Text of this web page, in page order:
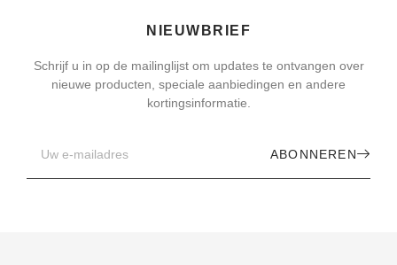
NIEUWBRIEF
Schrijf u in op de mailinglijst om updates te ontvangen over
nieuwe producten, speciale aanbiedingen en andere
kortingsinformatie.
ABONNEREN